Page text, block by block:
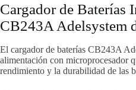
Cargador de Baterías
CB243A Adelsystem
El cargador de baterías CB243A
alimentación con microprocesador
rendimiento y la durabilidad de las